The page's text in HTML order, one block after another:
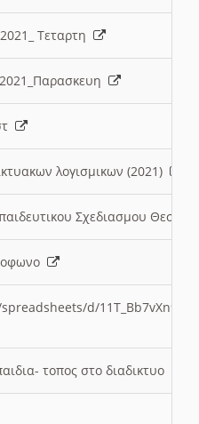
Τεταρτη
λογισμικων (2021)
Σχεδιασμου
d/
τοπος στο διαδικτυο